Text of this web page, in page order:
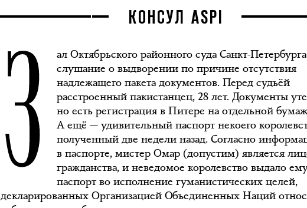
КОНСУЛ ASPI
З
ал Октябрьского районного суда Санкт-
слушание о выдворении по причине отсутствия
надлежащего пакета документов. Перед судьёй
расстроенный пакистанцец, 28 лет. Документы
но есть регистрация в Питере на отдельной
А ещё — удивительный паспорт некоего
полученный две недели назад. Согласно
в паспорте, мистер Омар (допустим) является
гражданства, и неведомое королевство выдало
паспорт во исполнение гуманистических целей,
декларированных Организацией Объединенных Наций